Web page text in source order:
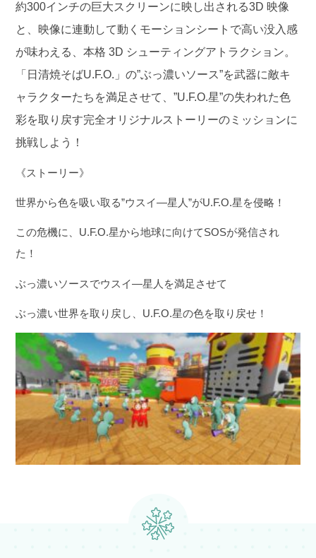
プールWAI
団体のお客様
園内マップ よくある質問
チケット購入
よみランCLUBとは？
約300インチの巨大スクリーンに映し出される3D 映像
と、映像に連動して動くモーションシートで高い没入感
が味わえる、本格 3D シューティングアトラクション。
「日清焼そばU.F.O.」の”ぶっ濃いソース”を武器に敵キ
ャラクターたちを満足させて、”U.F.O.星”の失われた色
彩を取り戻す完全オリジナルストーリーのミッションに
挑戦しよう！
《ストーリー》
世界から色を吸い取る”ウスイ―星人”がU.F.O.星を侵略！
この危機に、U.F.O.星から地球に向けてSOSが発信され
た！
ぶっ濃いソースでウスイ―星人を満足させて
ぶっ濃い世界を取り戻し、U.F.O.星の色を取り戻せ！